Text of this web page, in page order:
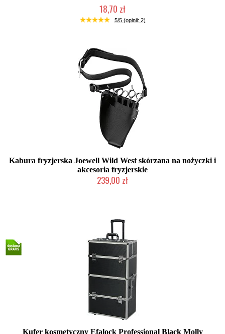
18,70 zł
Duża ilość (wysyłka w 24h)
5/5 (opinii: 2)
Kabura fryzjerska Joewell Wild West skórzana na nożyczki i
akcesoria fryzjerskie
239,00 zł
Kufer kosmetyczny Efalock Professional Black Molly